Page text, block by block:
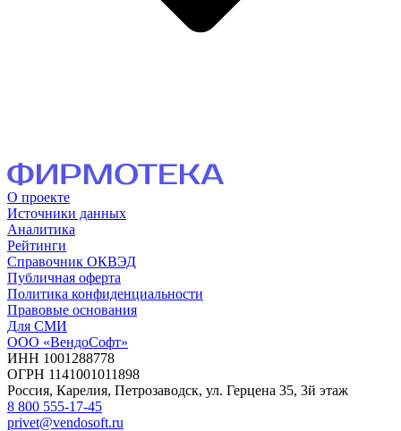
О проекте
Источники данных
Аналитика
Рейтинги
Справочник ОКВЭД
Публичная оферта
Политика конфиденциальности
Правовые основания
Для СМИ
ООО «ВендоСофт»
ИНН 1001288778
ОГРН 1141001011898
Россия, Карелия, Петрозаводск, ул. Герцена 35, 3й этаж
8 800 555-17-45
privet@vendosoft.ru